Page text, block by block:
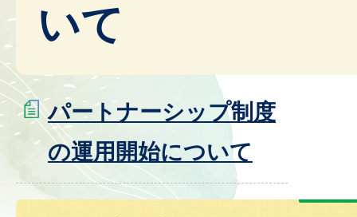
いて
パートナーシップ制度
の運用開始について